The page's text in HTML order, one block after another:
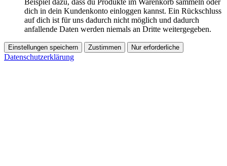
dich in dein Kundenkonto einloggen kannst. Ein Rückschluss
auf dich ist für uns dadurch nicht möglich und dadurch
anfallende Daten werden niemals an Dritte weitergegeben.
Einstellungen speichern Zustimmen Nur erforderliche
Datenschutzerklärung